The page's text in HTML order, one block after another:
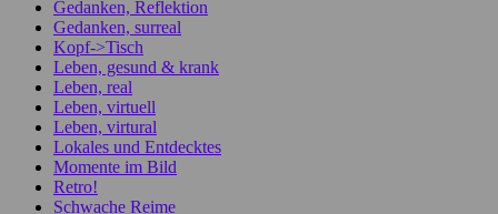
Gedanken, Reflektion
Gedanken, surreal
Kopf->Tisch
Leben, gesund & krank
Leben, real
Leben, virtuell
Leben, virtural
Lokales und Entdecktes
Momente im Bild
Retro!
Schwache Reime